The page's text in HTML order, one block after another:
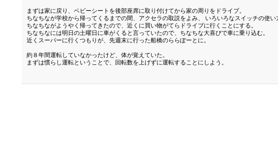
まずは家に戻り、ベビーシートを後部座席に取り付けてから家の周りをドライブ。
ちなちなが学校から帰ってくるまでの間、アクセラの取説をよみ、 いろいろなスイッチの使い
ちなちながようやく帰ってきたので、近くに買い物がてらドライブに行くことにする。
ちなちなには明日の土曜日に車がくると言っていたので、ちなちな大喜びで車に乗り込む。
近くスーパーに行くつもりが、先週末に行った船橋のららぽーとに。
約８年間運転していなかったけど、体が覚えていた。
まずは慣らし運転ということで、回転数を上げずに運転することにしよう。